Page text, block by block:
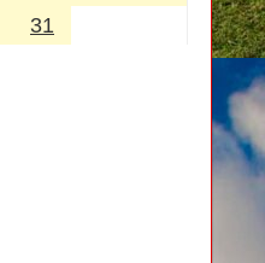
31